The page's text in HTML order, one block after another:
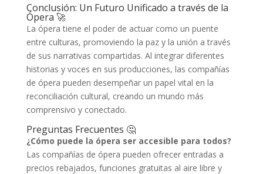
Conclusión: Un Futuro Unificado a través de la
Ópera 🚀
La ópera tiene el poder de actuar como un puente
entre culturas, promoviendo la paz y la unión a través
de sus narrativas compartidas. Al integrar diferentes
historias y voces en sus producciones, las compañías
de ópera pueden desempeñar un papel vital en la
reconciliación cultural, creando un mundo más
comprensivo y conectado.
Preguntas Frecuentes 🤔
¿Cómo puede la ópera ser accesible para todos?
Las compañías de ópera pueden ofrecer entradas a
precios rebajados, funciones gratuitas al aire libre y